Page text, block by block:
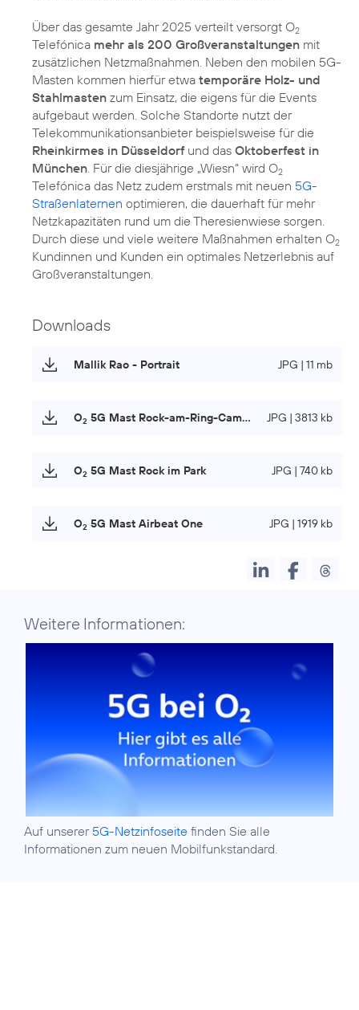
Über das gesamte Jahr 2025 verteilt versorgt O2
Telefónica mehr als 200 Großveranstaltungen mit
zusätzlichen Netzmaßnahmen. Neben den mobilen 5G-
Masten kommen hierfür etwa temporäre Holz- und
Stahlmasten zum Einsatz, die eigens für die Events
aufgebaut werden. Solche Standorte nutzt der
Telekommunikationsanbieter beispielsweise für die
Rheinkirmes in Düsseldorf und das Oktoberfest in
München . Für die diesjährige „Wiesn“ wird O2
Telefónica das Netz zudem erstmals mit neuen 5G-
Straßenlaternen optimieren, die dauerhaft für mehr
Netzkapazitäten rund um die Theresienwiese sorgen.
Durch diese und viele weitere Maßnahmen erhalten O2
Kundinnen und Kunden ein optimales Netzerlebnis auf
Großveranstaltungen.
Downloads
Mallik Rao - Portrait JPG | 11 mb
O2 5G Mast Rock-am-Ring-Campingplatz JPG | 3813 kb
O2 5G Mast Rock im Park JPG | 740 kb
O2 5G Mast Airbeat One JPG | 1919 kb
Weitere Informationen:
Auf unserer 5G-Netzinfoseite finden Sie alle
Informationen zum neuen Mobilfunkstandard.